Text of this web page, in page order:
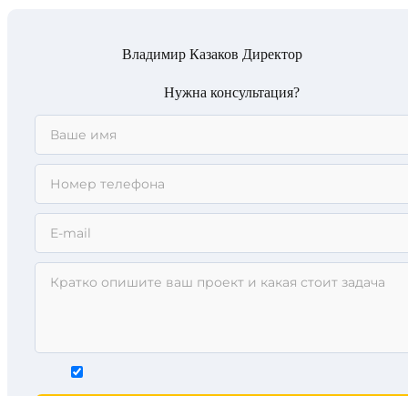
Владимир Казаков Директор
Нужна консультация?